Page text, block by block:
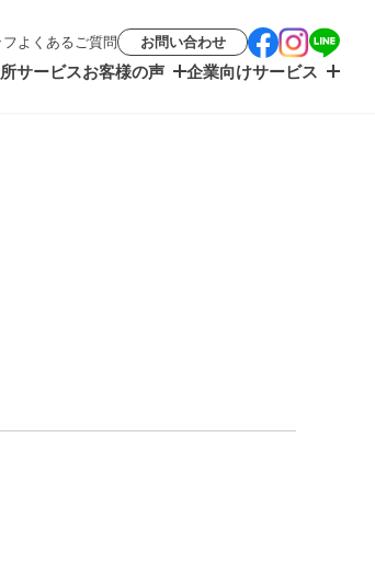
フ よくあるご質問 お問い合わせ
サービスお客様の声 企業向けサービス